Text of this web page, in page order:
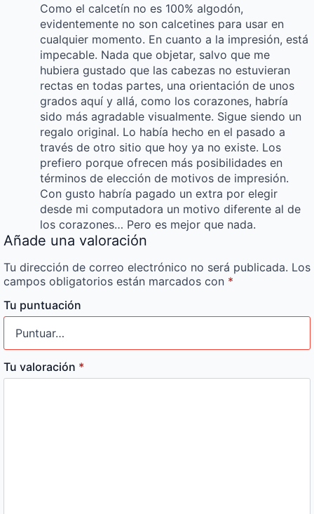
Como el calcetín no es 100% algodón,
evidentemente no son calcetines para usar en
cualquier momento. En cuanto a la impresión, está
impecable. Nada que objetar, salvo que me
hubiera gustado que las cabezas no estuvieran
rectas en todas partes, una orientación de unos
grados aquí y allá, como los corazones, habría
sido más agradable visualmente. Sigue siendo un
regalo original. Lo había hecho en el pasado a
través de otro sitio que hoy ya no existe. Los
prefiero porque ofrecen más posibilidades en
términos de elección de motivos de impresión.
Con gusto habría pagado un extra por elegir
desde mi computadora un motivo diferente al de
los corazones… Pero es mejor que nada.
Añade una valoración
Tu dirección de correo electrónico no será publicada. Los
campos obligatorios están marcados con *
Tu puntuación
Tu valoración *